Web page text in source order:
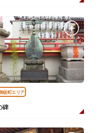
徒町エリア
碑